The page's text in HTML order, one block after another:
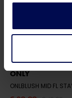
die ze hebben
ONLY
ONLBLUSH MID FL